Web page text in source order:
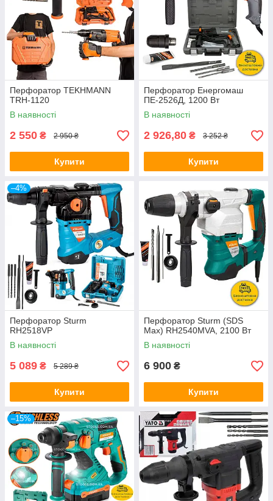
Перфоратор TEKHMANN
TRH-1120
В наявності
2 550 ₴ 2 950 ₴
Купити
Перфоратор Енергомаш
ПЕ-2526Д, 1200 Вт
В наявності
2 926,80 ₴ 3 252 ₴
Купити
–4%
Перфоратор Sturm
RH2518VP
В наявності
5 089 ₴ 5 289 ₴
Купити
Перфоратор Sturm (SDS
Max) RH2540MVA, 2100 Вт
В наявності
6 900 ₴
Купити
–15%